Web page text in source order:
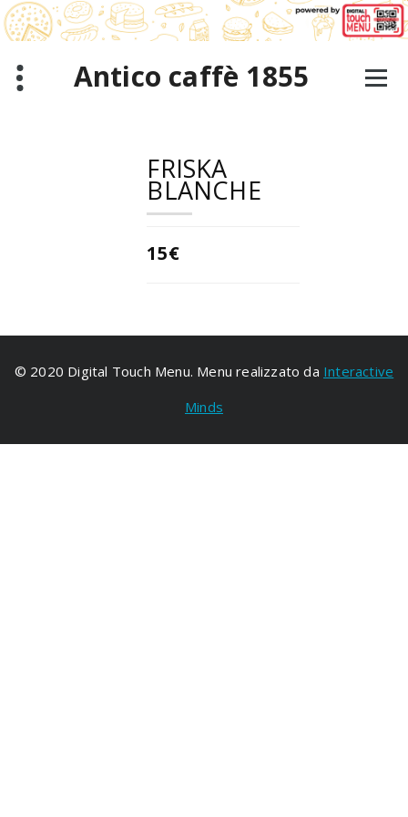
跳
至
正
Antico caffè 1855
FRISKA
BLANCHE
15€
© 2020 Digital Touch Menu. Menu realizzato da Interactive
Minds